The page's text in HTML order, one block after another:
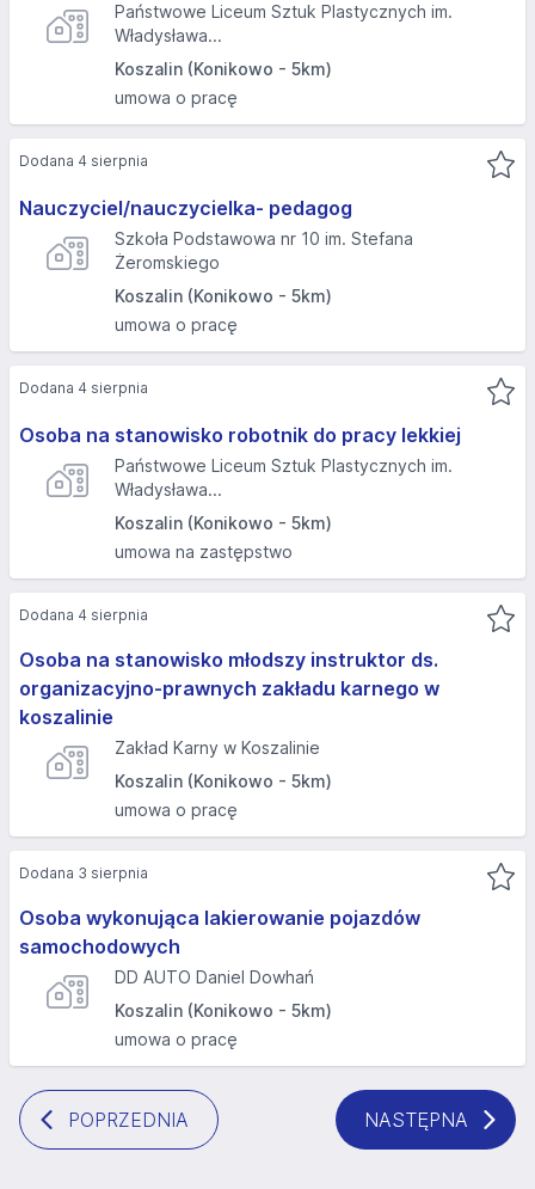
Państwowe Liceum Sztuk Plastycznych im.
Władysława...
Koszalin (Konikowo - 5km)
umowa o pracę
Nauczyciel/nauczycielka- pedagog
Szkoła Podstawowa nr 10 im. Stefana
Żeromskiego
Koszalin (Konikowo - 5km)
umowa o pracę
Dodana 4 sierpnia
Osoba na stanowisko robotnik do pracy lekkiej
Państwowe Liceum Sztuk Plastycznych im.
Władysława...
Koszalin (Konikowo - 5km)
umowa na zastępstwo
Dodana 4 sierpnia
Osoba na stanowisko młodszy instruktor ds.
organizacyjno-prawnych zakładu karnego w
koszalinie
Zakład Karny w Koszalinie
Koszalin (Konikowo - 5km)
umowa o pracę
Dodana 4 sierpnia
Osoba wykonująca lakierowanie pojazdów
samochodowych
DD AUTO Daniel Dowhań
Koszalin (Konikowo - 5km)
umowa o pracę
Dodana 3 sierpnia
POPRZEDNIA NASTĘPNA